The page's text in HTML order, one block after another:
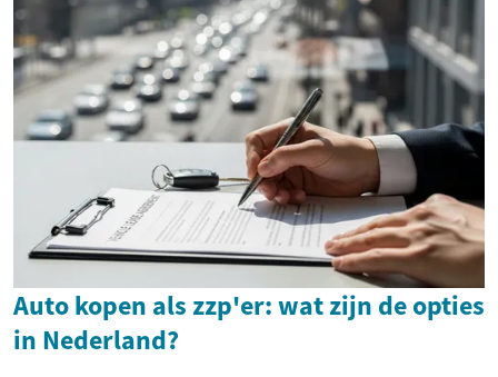
Auto kopen als zzp'er: wat zijn de opties
in Nederland?